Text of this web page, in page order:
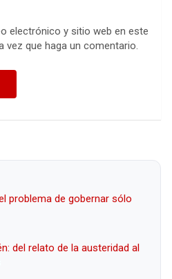
electrónico y sitio web en este
vez que haga un comentario.
problema de gobernar sólo
del relato de la austeridad al